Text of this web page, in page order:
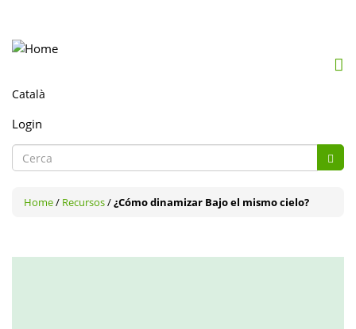
Login
Formulari
cerca
Home/ Recursos/¿Cómo dinamizar Bajo el mismo cielo?